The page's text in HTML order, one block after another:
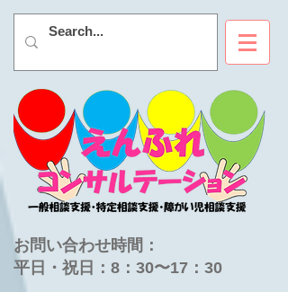
お問い合わせ時間：
平日・祝日：8：30〜17：30